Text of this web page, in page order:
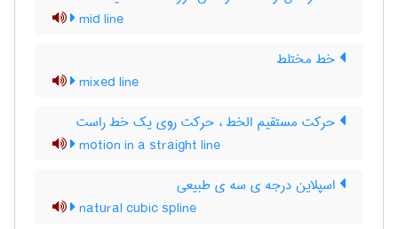
mid line
خط مختلط
mixed line
حرکت مستقیم الخط ، حرکت روی یک خط راست
motion in a straight line
اسپلاین درجه ی سه ی طبیعی
natural cubic spline